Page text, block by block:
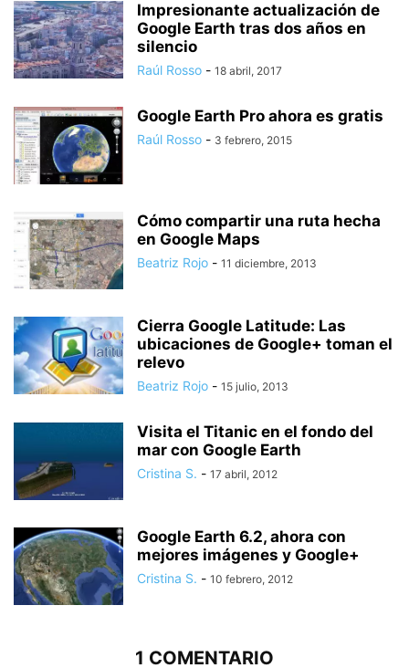
Impresionante actualización de
Google Earth tras dos años en
silencio
Raúl Rosso - 18 abril, 2017
Google Earth Pro ahora es gratis
Raúl Rosso - 3 febrero, 2015
Cómo compartir una ruta hecha
en Google Maps
Beatriz Rojo - 11 diciembre, 2013
Cierra Google Latitude: Las
ubicaciones de Google+ toman el
relevo
Beatriz Rojo - 15 julio, 2013
Visita el Titanic en el fondo del
mar con Google Earth
Cristina S. - 17 abril, 2012
Google Earth 6.2, ahora con
mejores imágenes y Google+
Cristina S. - 10 febrero, 2012
1 COMENTARIO